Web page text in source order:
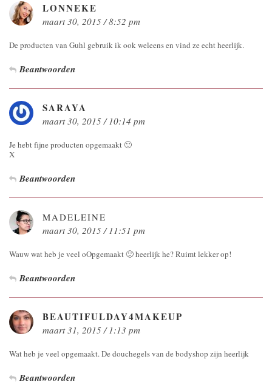
LONNEKE
maart 30, 2015 / 8:52 pm
De producten van Guhl gebruik ik ook weleens en vind ze echt heerlijk.
Beantwoorden
SARAYA
maart 30, 2015 / 10:14 pm
Je hebt fijne producten opgemaakt 🙂
X
Beantwoorden
MADELEINE
maart 30, 2015 / 11:51 pm
Wauw wat heb je veel oOpgemaakt 🙂 heerlijk he? Ruimt lekker op!
Beantwoorden
BEAUTIFULDAY4MAKEUP
maart 31, 2015 / 1:13 pm
Wat heb je veel opgemaakt. De douchegels van de bodyshop zijn heerlijk
Beantwoorden